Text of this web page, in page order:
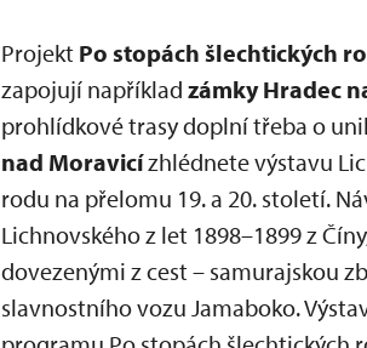
Projekt Po stopách šlechtických
zapojují například zámky Hradec
prohlídkové trasy doplní třeba o
nad Moravicízhlédnete výstavu
rodu na přelomu 19. a 20. století.
Lichnovského z let 1898–1899 z
dovezenými z cest – samurajskou
slavnostního vozu Jamaboko.